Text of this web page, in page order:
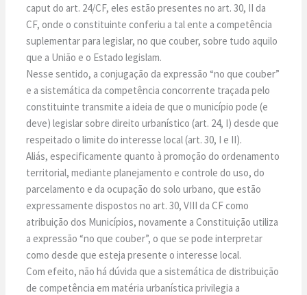
caput do art. 24/CF, eles estão presentes no art. 30, II da
CF, onde o constituinte conferiu a tal ente a competência
suplementar para legislar, no que couber, sobre tudo aquilo
que a União e o Estado legislam.
Nesse sentido, a conjugação da expressão “no que couber”
e a sistemática da competência concorrente traçada pelo
constituinte transmite a ideia de que o município pode (e
deve) legislar sobre direito urbanístico (art. 24, I) desde que
respeitado o limite do interesse local (art. 30, I e II).
Aliás, especificamente quanto à promoção do ordenamento
territorial, mediante planejamento e controle do uso, do
parcelamento e da ocupação do solo urbano, que estão
expressamente dispostos no art. 30, VIII da CF como
atribuição dos Municípios, novamente a Constituição utiliza
a expressão “no que couber”, o que se pode interpretar
como desde que esteja presente o interesse local.
Com efeito, não há dúvida que a sistemática de distribuição
de competência em matéria urbanística privilegia a